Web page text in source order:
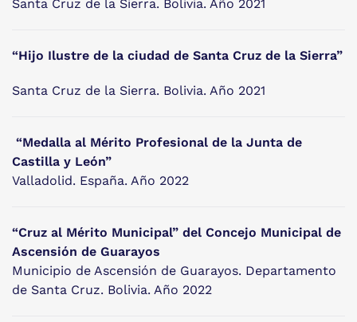
Santa Cruz de la Sierra. Bolivia. Año 2021
“Hijo Ilustre de la ciudad de Santa Cruz de la Sierra”
Santa Cruz de la Sierra. Bolivia. Año 2021
“Medalla al Mérito Profesional de la Junta de
Castilla y León”
Valladolid. España. Año 2022
“Cruz al Mérito Municipal” del Concejo Municipal de
Ascensión de Guarayos
Municipio de Ascensión de Guarayos. Departamento
de Santa Cruz. Bolivia. Año 2022